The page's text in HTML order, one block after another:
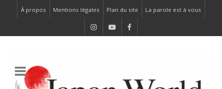
À propos Mentions légales Plan du site La parole est à vous